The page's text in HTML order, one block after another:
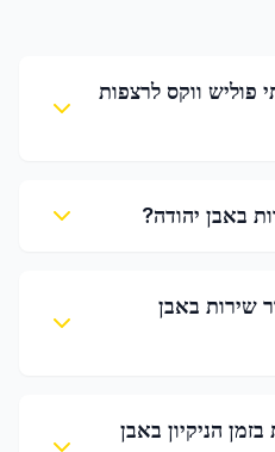
ווקס לרצפות
באבן יהודה?
שירות באבן
הניקיון באבן